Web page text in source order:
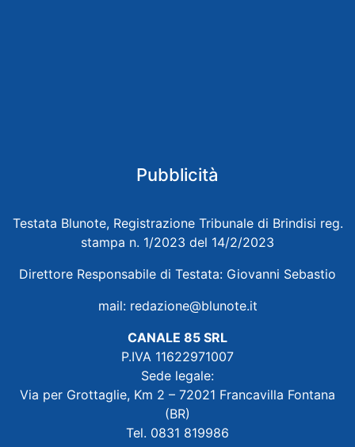
Pubblicità
Testata Blunote, Registrazione Tribunale di Brindisi reg.
stampa n. 1/2023 del 14/2/2023
Direttore Responsabile di Testata: Giovanni Sebastio
mail: redazione@blunote.it
CANALE 85 SRL
P.IVA 11622971007
Sede legale:
Via per Grottaglie, Km 2 – 72021 Francavilla Fontana
(BR)
Tel. 0831 819986